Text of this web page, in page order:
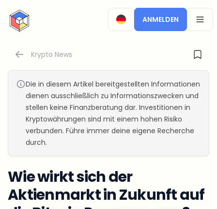
CryptoTicker
ANMELDEN
Krypto News
Die in diesem Artikel bereitgestellten Informationen
dienen ausschließlich zu Informationszwecken und
stellen keine Finanzberatung dar. Investitionen in
Kryptowährungen sind mit einem hohen Risiko
verbunden. Führe immer deine eigene Recherche
durch.
Wie wirkt sich der
Aktienmarkt in Zukunft auf